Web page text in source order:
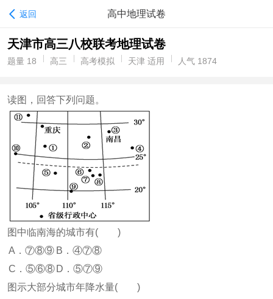
返回 高中地理试卷
天津市高三八校联考地理试卷
题量 18 高三 高考模拟 天津 适用 人气 1874
读图，回答下列问题。
图中临南海的城市有( )
A．⑦⑧⑨ B．④⑦⑧
C．⑤⑥⑧ D．⑤⑦⑨
图示大部分城市年降水量( )